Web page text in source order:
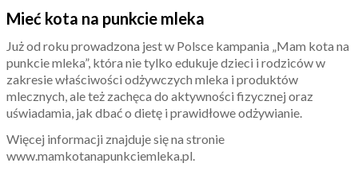
Mieć kota na punkcie mleka
Już od roku prowadzona jest w Polsce kampania „Mam kota na
punkcie mleka”, która nie tylko edukuje dzieci i rodziców w
zakresie właściwości odżywczych mleka i produktów
mlecznych, ale też zachęca do aktywności fizycznej oraz
uświadamia, jak dbać o dietę i prawidłowe odżywianie.
Więcej informacji znajduje się na stronie
www.mamkotanapunkciemleka.pl.